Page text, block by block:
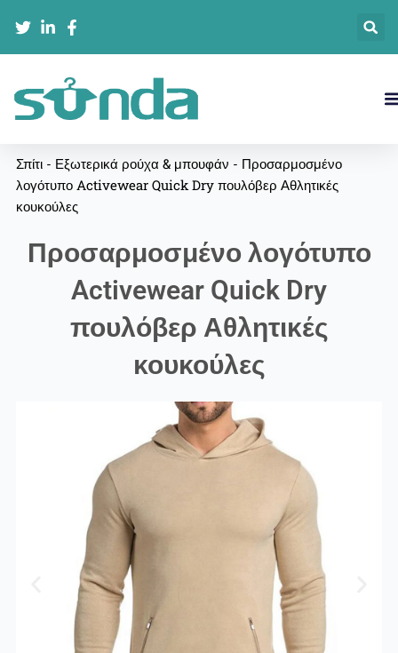
στο
περιεχόμενο
Σπίτι- Εξωτερικά ρούχα & μπουφάν - Προσαρμοσμένο
λογότυπο Activewear Quick Dry πουλόβερ Αθλητικές
κουκούλες
Προσαρμοσμένο λογότυπο
Activewear Quick Dry
πουλόβερ Αθλητικές
κουκούλες